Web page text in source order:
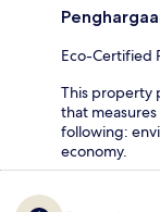
Eco-Certified
This property
that
following:
economy.